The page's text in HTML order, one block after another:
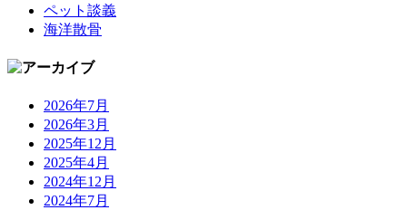
ペット談義
海洋散骨
2026年7月
2026年3月
2025年12月
2025年4月
2024年12月
2024年7月